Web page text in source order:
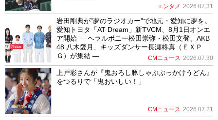
エンタメ 2026.07.31
岩田剛典が”夢のラジオカー”で地元・愛知に夢を。
愛知トヨタ「AT Dream」新TVCM、8月1日オンエ
ア開始 ― ヘラルボニー松田崇弥・松田文登、AKB
48 八木愛月、キッズダンサー長瀬柊真（ＥＸＰ
Ｇ）が集結 ―
CMニュース 2026.07.30
上戸彩さんが『鬼おろし豚しゃぶぶっかけうどん』
をつるりで「鬼おいしい！」
CMニュース 2026.07.21